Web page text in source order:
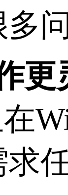
更